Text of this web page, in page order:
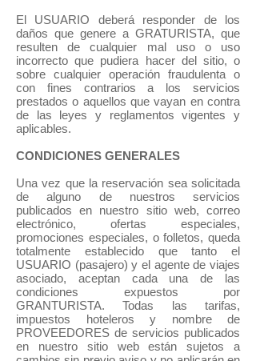
El USUARIO deberá responder de los
daños que genere a GRATURISTA, que
resulten de cualquier mal uso o uso
incorrecto que pudiera hacer del sitio, o
sobre cualquier operación fraudulenta o
con fines contrarios a los servicios
prestados o aquellos que vayan en contra
de las leyes y reglamentos vigentes y
aplicables.
CONDICIONES GENERALES
Una vez que la reservación sea solicitada
de alguno de nuestros servicios
publicados en nuestro sitio web, correo
electrónico, ofertas especiales,
promociones especiales, o folletos, queda
totalmente establecido que tanto el
USUARIO (pasajero) y el agente de viajes
asociado, aceptan cada una de las
condiciones expuestos por
GRANTURISTA. Todas las tarifas,
impuestos hoteleros y nombre de
PROVEEDORES de servicios publicados
en nuestro sitio web están sujetos a